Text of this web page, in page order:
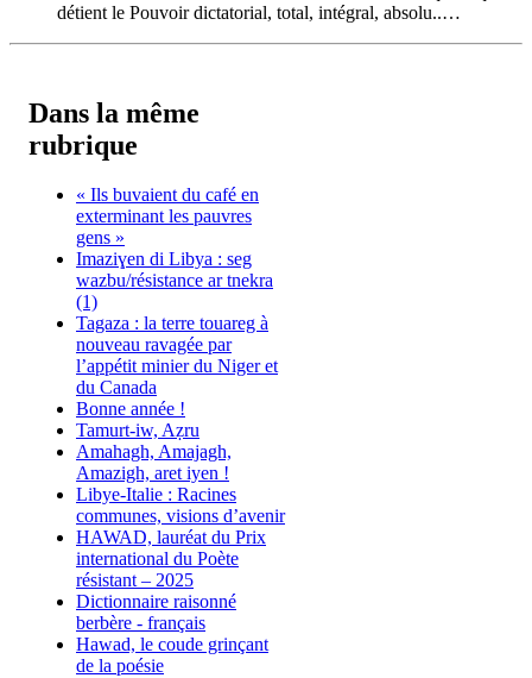
détient le Pouvoir dictatorial, total, intégral, absolu..…
Dans la même
rubrique
« Ils buvaient du café en
exterminant les pauvres
gens »
Imaziɣen di Libya : seg
wazbu/résistance ar tnekra
(1)
Tagaza : la terre touareg à
nouveau ravagée par
l’appétit minier du Niger et
du Canada
Bonne année !
Tamurt-iw, Aẓru
Amahagh, Amajagh,
Amazigh, aret iyen !
Libye-Italie : Racines
communes, visions d’avenir
HAWAD, lauréat du Prix
international du Poète
résistant – 2025
Dictionnaire raisonné
berbère - français
Hawad, le coude grinçant
de la poésie